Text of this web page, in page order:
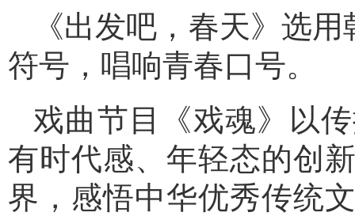
《出发吧，春天》选
符号，唱响青春口号。
戏曲节目《戏魂》以
有时代感、年轻态的创
界，感悟中华优秀传统